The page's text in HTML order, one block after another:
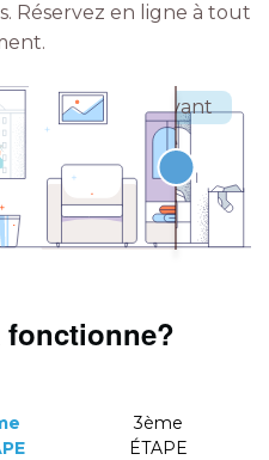
Réservez en ligne à tout
fonctionne?
3ème
ÉTAPE